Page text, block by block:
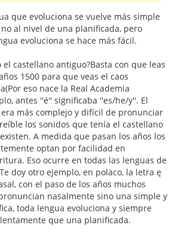
que evoluciona se vuelve más simple
al nivel de una planificada, pero
evoluciona se hace más fácil.
castellano antiguo?Basta con que leas
1500 para que veas el caos
eso nace la Real Academia
antes ''é'' significaba ''es/he/y''. El
más complejo y difícil de pronunciar
los sonidos que tenía el castellano
A medida que pasan los años los
optan por facilidad en
Eso ocurre en todas las lenguas de
doy otro ejemplo, en polaco, la letra ę
con el paso de los años muchos
nasalmente sino una simple y
toda lengua evoluciona y siempre
que una planificada.